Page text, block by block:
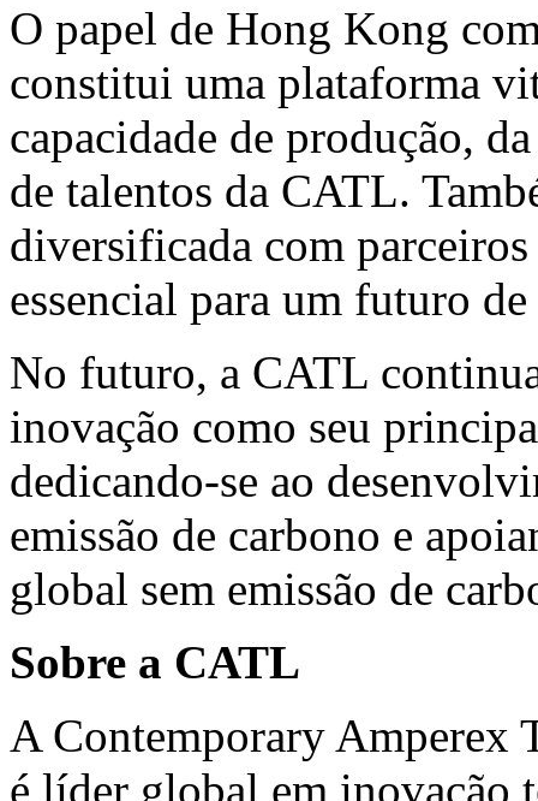
O papel de Hong Kong
constitui uma plataforma
capacidade de produção,
de talentos da CATL.
diversificada com
essencial para um futuro
No futuro, a CATL
inovação como seu
dedicando-se ao
emissão de carbono e
global sem emissão de
Sobre a CATL
A Contemporary
é líder global em inovação